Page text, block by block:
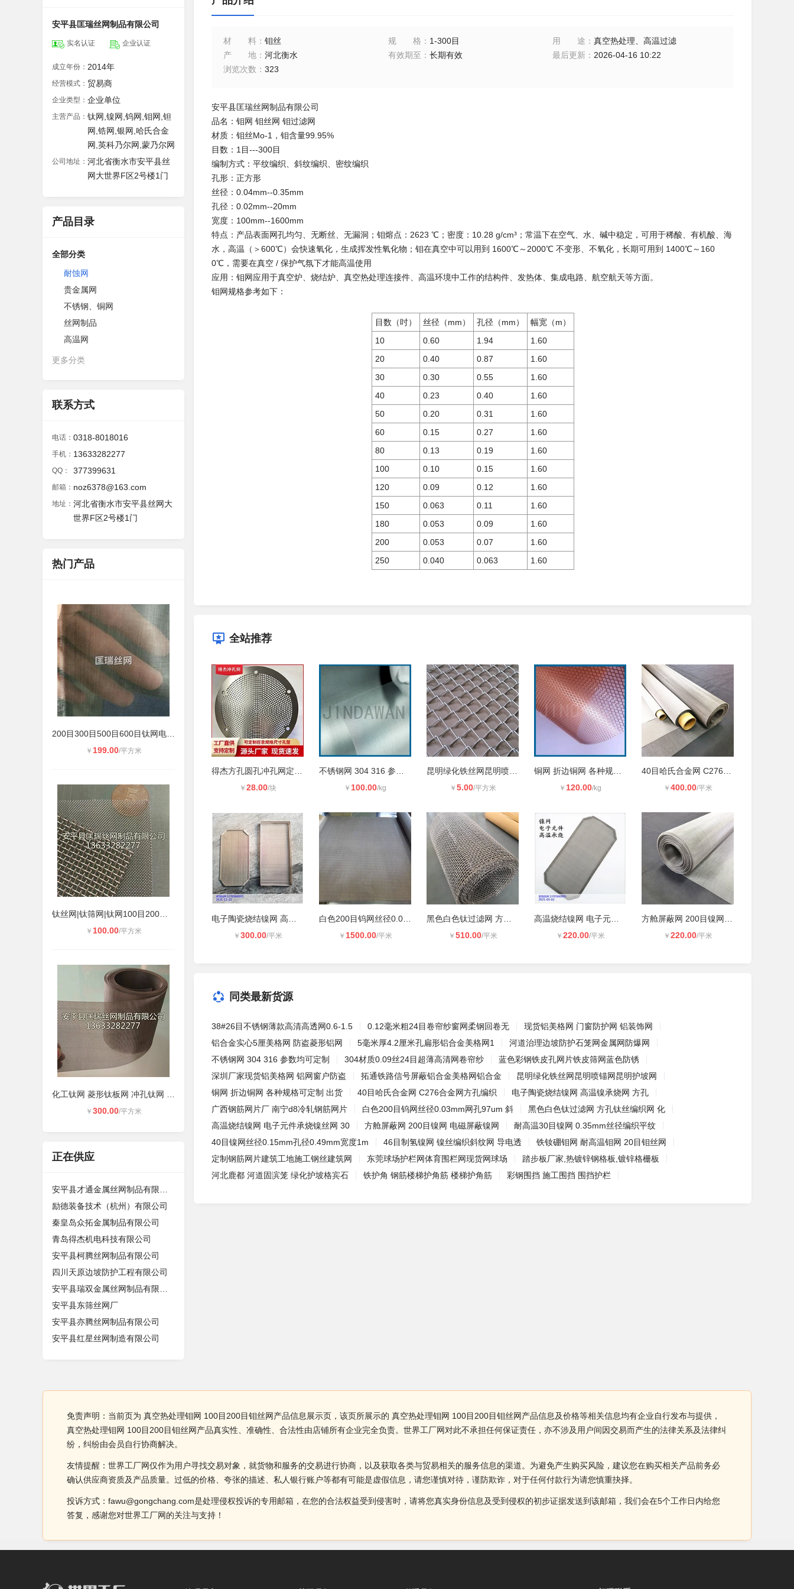
安平县匡瑞丝网制品有限公司
实名认证 企业认证
成立年份： 2014年
经营模式： 贸易商
企业类型： 企业单位
主营产品： 钛网,镍网,钨网,钼网,钽
网,锆网,银网,哈氏合金
网,英科乃尔网,蒙乃尔网
公司地址： 河北省衡水市安平县丝
网大世界F区2号楼1门
产品目录
全部分类
耐蚀网
贵金属网
不锈钢、铜网
丝网制品
高温网
更多分类
联系方式
电话： 0318-8018016
手机： 13633282277
QQ： 377399631
邮箱： noz6378@163.com
地址： 河北省衡水市安平县丝网大
世界F区2号楼1门
热门产品
￥ 199.00/平方米
￥ 100.00/平方米
￥ 300.00/平方米
正在供应
励德装备技术（杭州）有限公司
秦皇岛众拓金属制品有限公司
青岛得杰机电科技有限公司
安平县柯腾丝网制品有限公司
四川天原边坡防护工程有限公司
安平县东筛丝网厂
安平县亦腾丝网制品有限公司
安平县红星丝网制造有限公司
材料 ： 钼丝 规格 ： 1-300目 用途 ：真空热处理、高温过滤
产地 ： 河北衡水 有效期至 ： 长期有效 最后更新 ： 2026-04-16 10:22
浏览次数 ： 323
安平县匡瑞丝网制品有限公司
品名：钼网 钼丝网 钼过滤网
材质：钼丝Mo-1，钼含量99.95%
目数：1目---300目
编制方式：平纹编织、斜纹编织、密纹编织
孔形：正方形
丝径：0.04mm--0.35mm
孔径：0.02mm--20mm
宽度：100mm--1600mm
特点：产品表面网孔均匀、无断丝、无漏洞；钼熔点：2623 ℃；密度：10.28 g/cm³；常温下在空气、水、碱中稳定，可用于稀酸、有机酸、海
水，高温（＞600℃）会快速氧化，生成挥发性氧化物；钼在真空中可以用到 1600℃～2000℃ 不变形、不氧化，长期可用到 1400℃～160
0℃，需要在真空 / 保护气氛下才能高温使用
应用：钼网应用于真空炉、烧结炉、真空热处理连接件、高温环境中工作的结构件、发热体、集成电路、航空航天等方面。
钼网规格参考如下：
目数（吋） 丝径（mm） 孔径（mm） 幅宽（m）
10
0.60 1.94
1.60
20
0.40 0.87
1.60
30
0.30 0.55
1.60
40
0.23 0.40
1.60
50
0.20 0.31
1.60
60
0.15 0.27
1.60
80
0.13 0.19
1.60
100
0.10 0.15
1.60
120
0.09 0.12
1.60
150
0.063 0.11
1.60
180
0.053 0.09
1.60
200
0.053 0.07
1.60
250
0.040 0.063 1.60
全站推荐
￥ 28.00/块 ￥ 100.00/kg ￥ 5.00/平方米 ￥ 120.00/kg ￥ 400.00/平米
￥ 300.00/平米 ￥ 1500.00/平米 ￥ 510.00/平米 ￥ 220.00/平米 ￥ 220.00/平米
同类最新货源
38#26目不锈钢薄款高清高透网0.6-1.5 0.12毫米粗24目卷帘纱窗网柔钢回卷无
现货铝美格网 门窗防护网 铝装饰网
铝合金实心5厘美格网 防盗菱形铝网
5毫米厚4.2厘米孔扁形铝合金美格网1
河道治理边坡防护石笼网金属网防爆网
不锈钢网 304 316 参数均可定制
304材质0.09丝24目超薄高清网卷帘纱
蓝色彩钢铁皮孔网片铁皮筛网蓝色防锈
深圳厂家现货铝美格网 铝网窗户防盗
拓通铁路信号屏蔽铝合金美格网铝合金
昆明绿化铁丝网昆明喷锚网昆明护坡网
铜网 折边铜网 各种规格可定制 出货
40目哈氏合金网 C276合金网方孔编织
电子陶瓷烧结镍网 高温镍承烧网 方孔
广西钢筋网片厂 南宁d8冷轧钢筋网片
白色200目钨网丝径0.03mm网孔97um 斜
黑色白色钛过滤网 方孔钛丝编织网 化
高温烧结镍网 电子元件承烧镍丝网 30
方舱屏蔽网 200目镍网 电磁屏蔽镍网
耐高温30目镍网 0.35mm丝径编织平纹
40目镍网丝径0.15mm孔径0.49mm宽度1m
46目制氢镍网 镍丝编织斜纹网 导电透
铁钕硼钼网 耐高温钼网 20目钼丝网
定制钢筋网片建筑工地施工钢丝建筑网
东莞球场护栏网体育围栏网现货网球场
踏步板厂家,热镀锌钢格板,镀锌格栅板
河北鹿都 河道固滨笼 绿化护坡格宾石
铁护角 钢筋楼梯护角筋 楼梯护角筋 彩钢围挡 施工围挡 围挡护栏
免责声明：当前页为 真空热处理钼网 100目200目钼丝网产品信息展示页，该页所展示的 真空热处理钼网 100目200目钼丝网产品信息及价格等相关信息均有企业自行发布与提供，
真空热处理钼网 100目200目钼丝网产品真实性、准确性、合法性由店铺所有企业完全负责。世界工厂网对此不承担任何保证责任，亦不涉及用户间因交易而产生的法律关系及法律纠
纷，纠纷由会员自行协商解决。
友情提醒：世界工厂网仅作为用户寻找交易对象，就货物和服务的交易进行协商，以及获取各类与贸易相关的服务信息的渠道。为避免产生购买风险，建议您在购买相关产品前务必
确认供应商资质及产品质量。过低的价格、夸张的描述、私人银行账户等都有可能是虚假信息，请您谨慎对待，谨防欺诈，对于任何付款行为请您慎重抉择。
投诉方式：fawu@gongchang.com是处理侵权投诉的专用邮箱，在您的合法权益受到侵害时，请将您真实身份信息及受到侵权的初步证据发送到该邮箱，我们会在5个工作日内给您
答复，感谢您对世界工厂网的关注与支持！